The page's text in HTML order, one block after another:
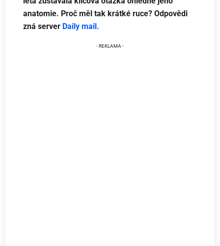
anatomie. Proč měl tak krátké ruce? Odpovědi
zná server Daily mail.